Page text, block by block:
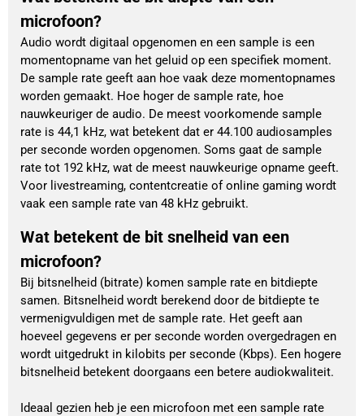
microfoon?
Audio wordt digitaal opgenomen en een sample is een
momentopname van het geluid op een specifiek moment.
De sample rate geeft aan hoe vaak deze momentopnames
worden gemaakt. Hoe hoger de sample rate, hoe
nauwkeuriger de audio. De meest voorkomende sample
rate is 44,1 kHz, wat betekent dat er 44.100 audiosamples
per seconde worden opgenomen. Soms gaat de sample
rate tot 192 kHz, wat de meest nauwkeurige opname geeft.
Voor livestreaming, contentcreatie of online gaming wordt
vaak een sample rate van 48 kHz gebruikt.
Wat betekent de bit snelheid van een
microfoon?
Bij bitsnelheid (bitrate) komen sample rate en bitdiepte
samen. Bitsnelheid wordt berekend door de bitdiepte te
vermenigvuldigen met de sample rate. Het geeft aan
hoeveel gegevens er per seconde worden overgedragen en
wordt uitgedrukt in kilobits per seconde (Kbps). Een hogere
bitsnelheid betekent doorgaans een betere audiokwaliteit.
Ideaal gezien heb je een microfoon met een sample rate